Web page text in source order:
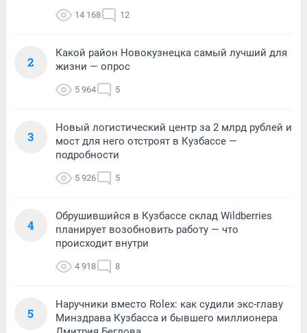
14 168 12
2
Какой район Новокузнецка самый лучший для
жизни — опрос
5 964 5
3
Новый логистический центр за 2 млрд рублей и
мост для него отстроят в Кузбассе —
подробности
5 926 5
4
Обрушившийся в Кузбассе склад Wildberries
планирует возобновить работу — что
происходит внутри
4 918 8
5
Наручники вместо Rolex: как судили экс-главу
Минздрава Кузбасса и бывшего миллионера